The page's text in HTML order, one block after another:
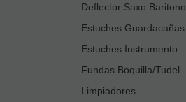
Deflector Saxo Baritono
Estuches Guardacañas
Estuches Instrumento
Fundas Boquilla/Tudel
Limpiadores